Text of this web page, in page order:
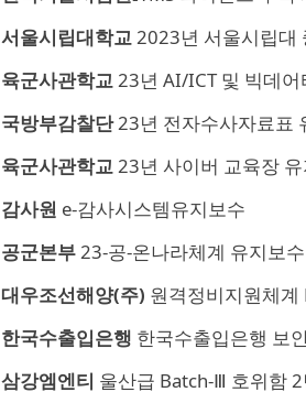
서울시립대학교2023년 서울시립대
육군사관학교23년 AI/ICT 및 빅데어
국방부감찰단23년 전자수사자료표
육군사관학교23년 사이버 교육장 유
감사원 e-감사시스템유지보수
공군본부23-공-온나라체계 유지보
대우조선해양(주) 원격정비지원체
한국수출입은행 한국수출입은행 보
삼강엠엔티 울산급 Batch-Ⅲ 호위함